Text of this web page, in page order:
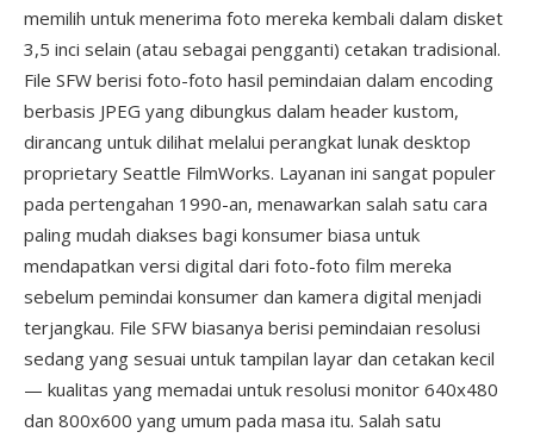
memilih untuk menerima foto mereka kembali dalam disket
3,5 inci selain (atau sebagai pengganti) cetakan tradisional.
File SFW berisi foto-foto hasil pemindaian dalam encoding
berbasis JPEG yang dibungkus dalam header kustom,
dirancang untuk dilihat melalui perangkat lunak desktop
proprietary Seattle FilmWorks. Layanan ini sangat populer
pada pertengahan 1990-an, menawarkan salah satu cara
paling mudah diakses bagi konsumer biasa untuk
mendapatkan versi digital dari foto-foto film mereka
sebelum pemindai konsumer dan kamera digital menjadi
terjangkau. File SFW biasanya berisi pemindaian resolusi
sedang yang sesuai untuk tampilan layar dan cetakan kecil
— kualitas yang memadai untuk resolusi monitor 640x480
dan 800x600 yang umum pada masa itu. Salah satu